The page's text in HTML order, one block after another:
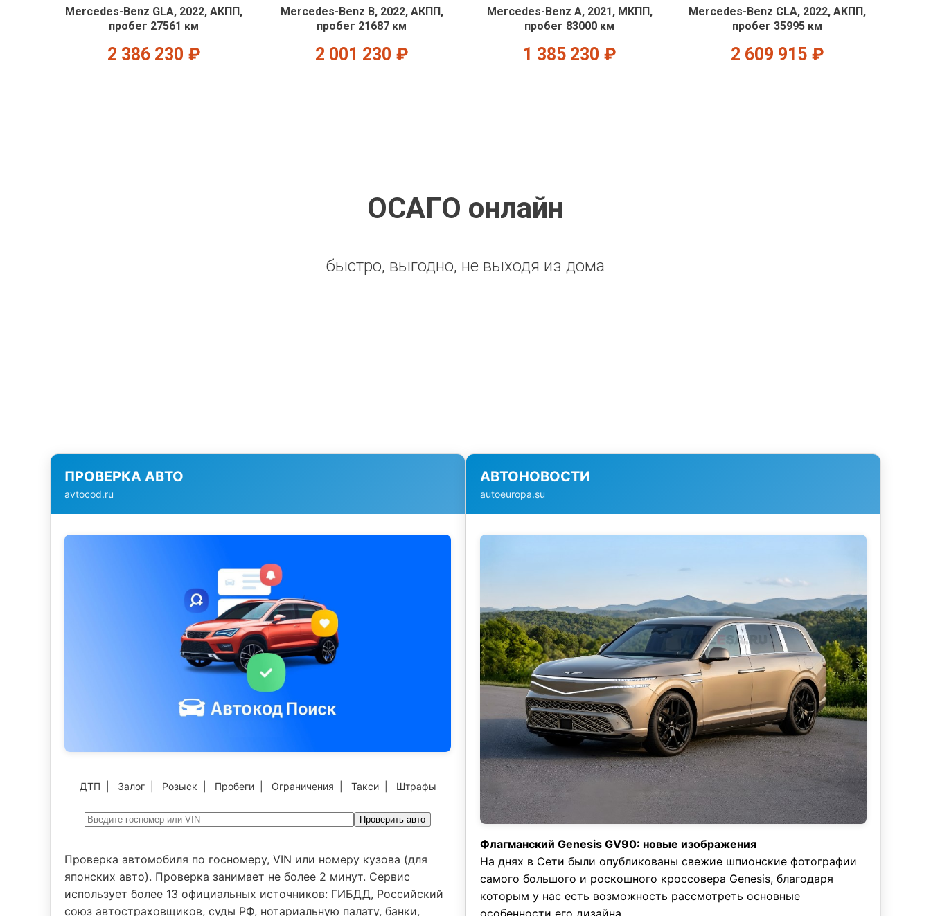
Mercedes-Benz GLA, 2022, АКПП,
пробег 27561 км
2 386 230 ₽
Mercedes-Benz B, 2022, АКПП,
пробег 21687 км
2 001 230 ₽
Mercedes-Benz A, 2021, МКПП,
пробег 83000 км
1 385 230 ₽
Mercedes-Benz CLA, 2022, АКПП,
пробег 35995 км
2 609 915 ₽
ОСАГО онлайн
быстро, выгодно, не выходя из дома
ПРОВЕРКА АВТО
avtocod.ru
ДТП Залог| Розыск Пробеги| Ограничения Такси| Штрафы
Проверить авто
Проверка автомобиля по госномеру, VIN или номеру кузова (для
японских авто). Проверка занимает не более 2 минут. Сервис
использует более 13 официальных источников: ГИБДД, Российский
союз автостраховщиков, суды РФ, нотариальную палату, банки,
АВТОНОВОСТИ
autoeuropa.su
Флагманский Genesis GV90: новые изображения
На днях в Сети были опубликованы свежие шпионские фотографии
самого большого и роскошного кроссовера Genesis, благодаря
которым у нас есть возможность рассмотреть основные